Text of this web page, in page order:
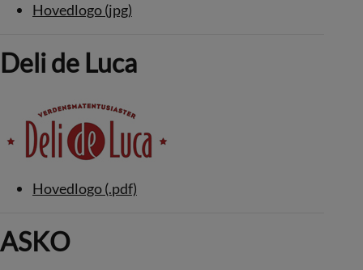
Hovedlogo (jpg)
Deli de Luca
Hovedlogo (.pdf)
ASKO